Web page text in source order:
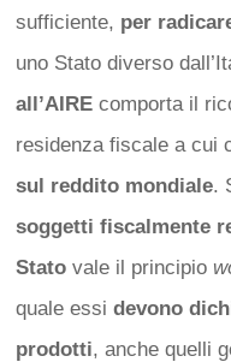
sufficiente, per
uno Stato diverso
all’AIREcomporta il
residenza fiscale a cui
sul reddito mondiale.
soggetti fiscalmente
Stato vale il principio
quale essi devono
prodotti, anche quelli